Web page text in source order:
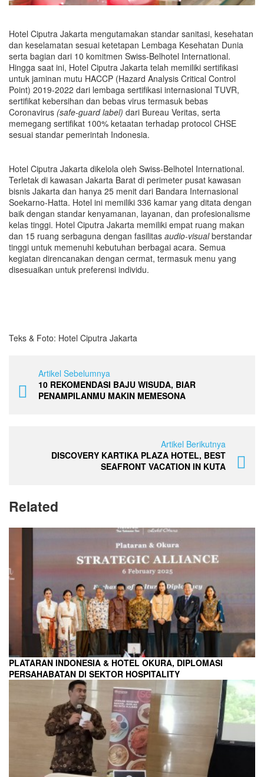
Hotel Ciputra Jakarta mengutamakan standar sanitasi, kesehatan
dan keselamatan sesuai ketetapan Lembaga Kesehatan Dunia
serta bagian dari 10 komitmen Swiss-Belhotel International.
Hingga saat ini, Hotel Ciputra Jakarta telah memiliki sertifikasi
untuk jaminan mutu HACCP (Hazard Analysis Critical Control
Point) 2019-2022 dari lembaga sertifikasi internasional TUVR,
sertifikat kebersihan dan bebas virus termasuk bebas
Coronavirus (safe-guard label) dari Bureau Veritas, serta
memegang sertifikat 100% ketaatan terhadap protocol CHSE
sesuai standar pemerintah Indonesia.
Hotel Ciputra Jakarta dikelola oleh Swiss-Belhotel International.
Terletak di kawasan Jakarta Barat di perimeter pusat kawasan
bisnis Jakarta dan hanya 25 menit dari Bandara Internasional
Soekarno-Hatta. Hotel ini memiliki 336 kamar yang ditata dengan
baik dengan standar kenyamanan, layanan, dan profesionalisme
kelas tinggi. Hotel Ciputra Jakarta memiliki empat ruang makan
dan 15 ruang serbaguna dengan fasilitas audio-visualberstandar
tinggi untuk memenuhi kebutuhan berbagai acara. Semua
kegiatan direncanakan dengan cermat, termasuk menu yang
disesuaikan untuk preferensi individu.
Teks & Foto: Hotel Ciputra Jakarta
Artikel Sebelumnya
10 REKOMENDASI BAJU WISUDA, BIAR
PENAMPILANMU MAKIN MEMESONA
Artikel Berikutnya
DISCOVERY KARTIKA PLAZA HOTEL, BEST
SEAFRONT VACATION IN KUTA
Related
PLATARAN INDONESIA & HOTEL OKURA, DIPLOMASI
PERSAHABATAN DI SEKTOR HOSPITALITY